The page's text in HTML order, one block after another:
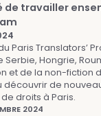
travailler
Paris Translators’
Hongrie,
et de la non-fiction
découvrir de
droits à Paris.
2024